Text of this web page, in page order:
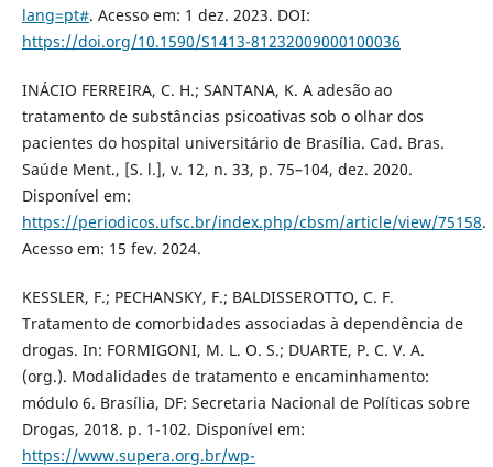
lang=pt#. Acesso em: 1 dez. 2023. DOI:
https://doi.org/10.1590/S1413-81232009000100036
INÁCIO FERREIRA, C. H.; SANTANA, K. A adesão ao
tratamento de substâncias psicoativas sob o olhar dos
pacientes do hospital universitário de Brasília. Cad. Bras.
Saúde Ment., [S. l.], v. 12, n. 33, p. 75–104, dez. 2020.
Disponível em:
https://periodicos.ufsc.br/index.php/cbsm/article/view/75158.
Acesso em: 15 fev. 2024.
KESSLER, F.; PECHANSKY, F.; BALDISSEROTTO, C. F.
Tratamento de comorbidades associadas à dependência de
drogas. In: FORMIGONI, M. L. O. S.; DUARTE, P. C. V. A.
(org.). Modalidades de tratamento e encaminhamento:
módulo 6. Brasília, DF: Secretaria Nacional de Políticas sobre
Drogas, 2018. p. 1-102. Disponível em:
https://www.supera.org.br/wp-